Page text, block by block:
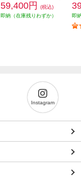
59,400円
(税込)
即納（在庫残りわずか）
即
Instagram